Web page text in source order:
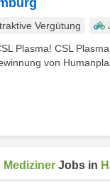
Vergütung
Plasma! CSL
von
Mediziner Jobs in